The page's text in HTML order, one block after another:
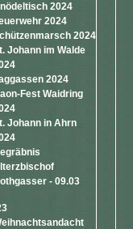
2024
2024
2024
Johann im Walde
2024
Fest Waidring
Johann in Ahrn
- 09.03